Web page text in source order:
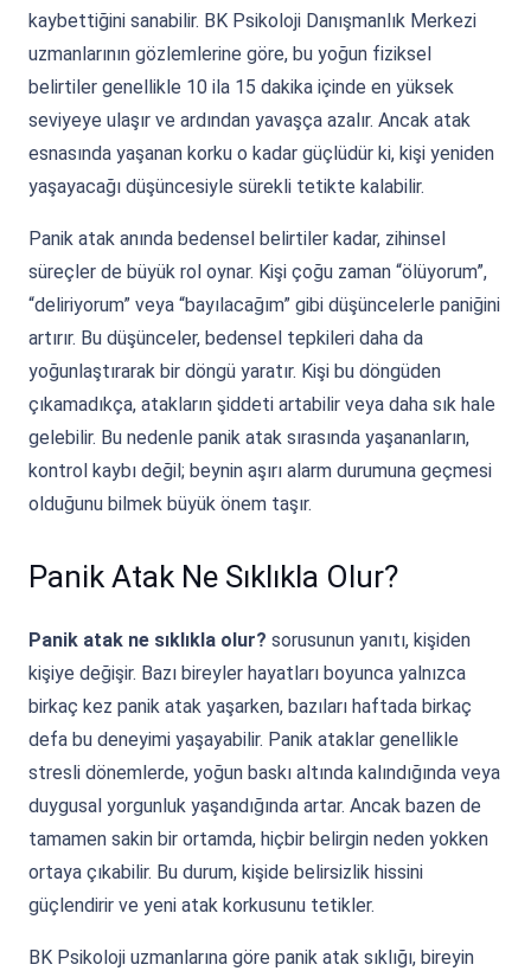
kaybettiğini sanabilir. BK Psikoloji Danışmanlık Merkezi
uzmanlarının gözlemlerine göre, bu yoğun fiziksel
belirtiler genellikle 10 ila 15 dakika içinde en yüksek
seviyeye ulaşır ve ardından yavaşça azalır. Ancak atak
esnasında yaşanan korku o kadar güçlüdür ki, kişi yeniden
yaşayacağı düşüncesiyle sürekli tetikte kalabilir.
Panik atak anında bedensel belirtiler kadar, zihinsel
süreçler de büyük rol oynar. Kişi çoğu zaman “ölüyorum”,
“deliriyorum” veya “bayılacağım” gibi düşüncelerle paniğini
artırır. Bu düşünceler, bedensel tepkileri daha da
yoğunlaştırarak bir döngü yaratır. Kişi bu döngüden
çıkamadıkça, atakların şiddeti artabilir veya daha sık hale
gelebilir. Bu nedenle panik atak sırasında yaşananların,
kontrol kaybı değil; beynin aşırı alarm durumuna geçmesi
olduğunu bilmek büyük önem taşır.
Panik Atak Ne Sıklıkla Olur?
Panik atak ne sıklıkla olur? sorusunun yanıtı, kişiden
kişiye değişir. Bazı bireyler hayatları boyunca yalnızca
birkaç kez panik atak yaşarken, bazıları haftada birkaç
defa bu deneyimi yaşayabilir. Panik ataklar genellikle
stresli dönemlerde, yoğun baskı altında kalındığında veya
duygusal yorgunluk yaşandığında artar. Ancak bazen de
tamamen sakin bir ortamda, hiçbir belirgin neden yokken
ortaya çıkabilir. Bu durum, kişide belirsizlik hissini
güçlendirir ve yeni atak korkusunu tetikler.
BK Psikoloji uzmanlarına göre panik atak sıklığı, bireyin